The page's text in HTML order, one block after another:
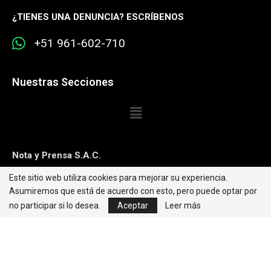
¿TIENES UNA DENUNCIA? ESCRÍBENOS
+51 961-602-710
Nuestras Secciones
Nota y Prensa S.A.C.
Contacto:editorweb@caretas.com.pe
Síguenos:
Este sitio web utiliza cookies para mejorar su experiencia.
Asumiremos que está de acuerdo con esto, pero puede optar por
no participar si lo desea.
Aceptar Leer más